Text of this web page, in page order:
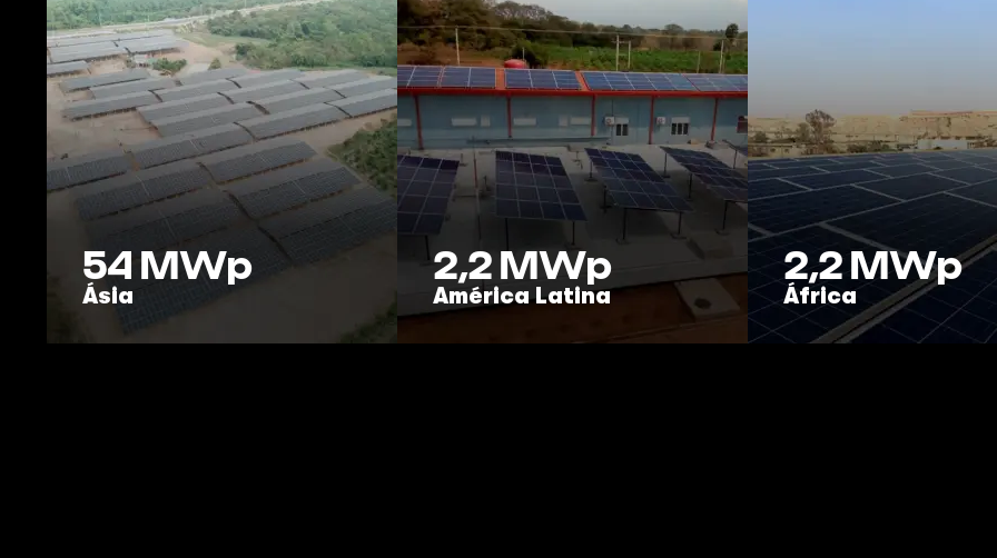
54 MWp
Ásia
2,2MWp
América Latina
2,2MWp
África